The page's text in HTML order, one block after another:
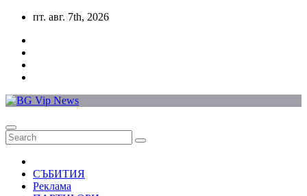
Skip
content
пт. авг. 7th, 2026
СЪБИТИЯ
Реклама